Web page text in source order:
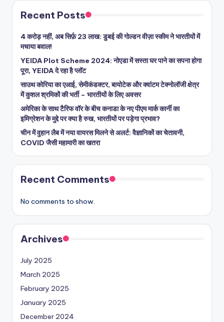
Recent Posts
4 करोड़ नहीं, अब सिर्फ़ 23 लाख: डुबई की गोल्डन वीज़ा स्कीम ने भारतीयों में
मचाया बवाल!
YEIDA Plot Scheme 2024: नोएडा में सस्ता घर पाने का सपना होगा
पूरा, YEIDA दे रहा है प्लॉट
साउथ कोरिया का एआई, सेमीकंडक्टर, बायोटेक और क्वांटम टेक्नोलॉजी क्षेत्र
में कुशल श्रमिकों की भर्ती – भारतीयों के लिए अवसर
अमेरिका के साथ टैरिफ वॉर के बीच कनाडा के नए पीएम मार्क कार्नी का
इमिग्रेशन के मुद्दे पर क्या है रुख, भारतीयों पर पड़ेगा प्रभाव?
चीन में वुहान लैब में नया वायरस मिलने से अलर्ट: वैज्ञानिकों का चेतावनी,
COVID जैसी महामारी का खतरा
Recent Comments
No comments to show.
Archives
July 2025
March 2025
February 2025
January 2025
December 2024